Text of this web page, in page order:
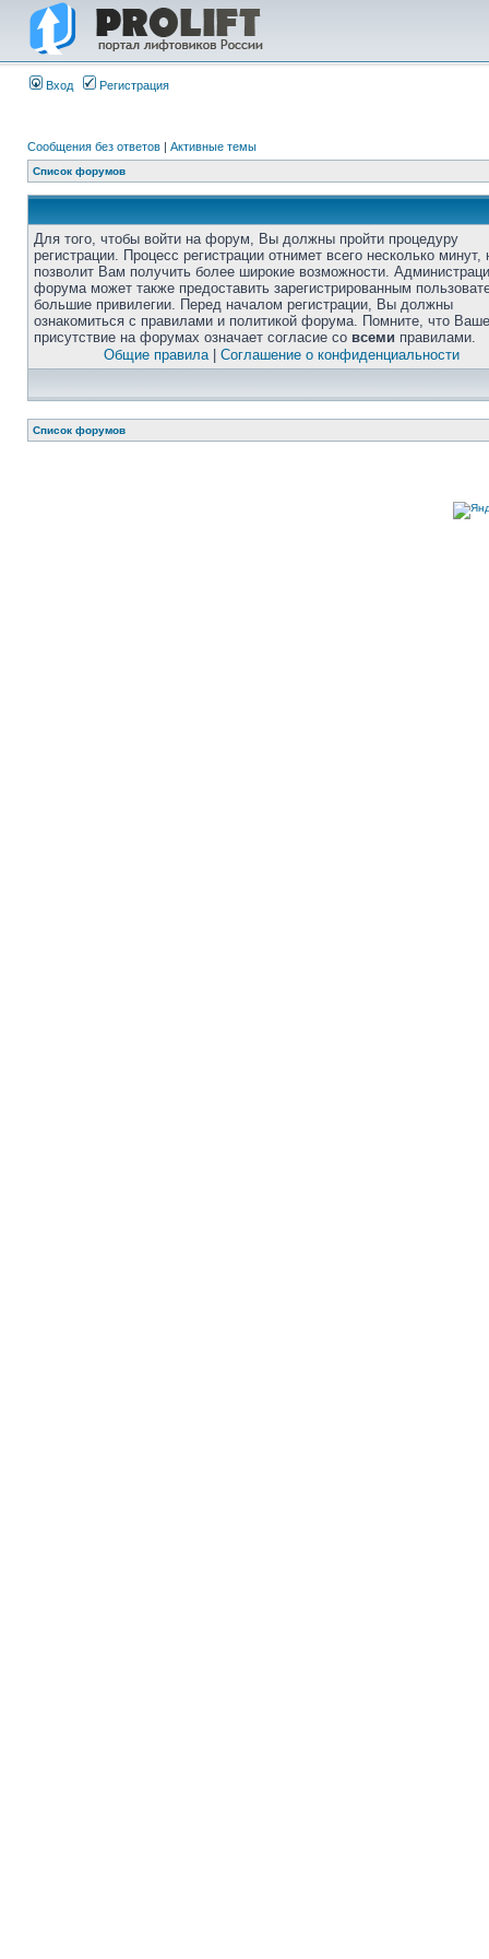
Вход Регистрация
Сообщения без ответов | Активные темы
Список форумов
Для того, чтобы войти на форум, Вы должны пройти процедуру
регистрации. Процесс регистрации отнимет всего несколько минут,
позволит Вам получить более широкие возможности.
форума может также предоставить зарегистрированным
большие привилегии. Перед началом регистрации, Вы должны
ознакомиться с правилами и политикой форума. Помните, что Ваше
присутствие на форумах означает согласие со всеми правилами.
Общие правила| Соглашение о конфиденциальности
Список форумов